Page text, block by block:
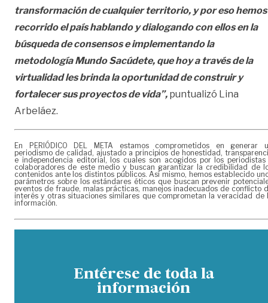
transformación de cualquier territorio, y por eso hemos
recorrido el país hablando y dialogando con ellos en la
búsqueda de consensos e implementando la
metodología Mundo Sacúdete, que hoy a través de la
virtualidad les brinda la oportunidad de construir y
fortalecer sus proyectos de vida”, puntualizó Lina
Arbeláez.
En PERIÓDICO DEL META estamos comprometidos en generar
periodismo de calidad, ajustado a principios de honestidad,
e independencia editorial, los cuales son acogidos por los periodistas
colaboradores de este medio y buscan garantizar la credibilidad de
contenidos ante los distintos públicos. Así mismo, hemos establecido
parámetros sobre los estándares éticos que buscan prevenir
eventos de fraude, malas prácticas, manejos inadecuados de conflicto
interés y otras situaciones similares que comprometan la veracidad de
información.
Entérese de toda la
información